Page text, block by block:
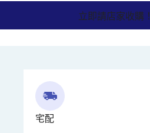
立即請店家收購！
宅配